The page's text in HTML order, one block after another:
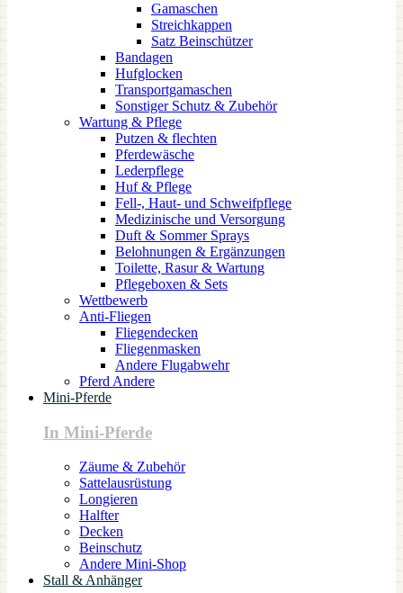
Gamaschen
Streichkappen
Satz Beinschützer
Bandagen
Hufglocken
Transportgamaschen
Sonstiger Schutz & Zubehör
Wartung & Pflege
Putzen & flechten
Pferdewäsche
Lederpflege
Huf & Pflege
Fell-, Haut- und Schweifpflege
Medizinische und Versorgung
Duft & Sommer Sprays
Belohnungen & Ergänzungen
Toilette, Rasur & Wartung
Pflegeboxen & Sets
Wettbewerb
Anti-Fliegen
Fliegendecken
Fliegenmasken
Andere Flugabwehr
Pferd Andere
Mini-Pferde
In Mini-Pferde
Zäume & Zubehör
Sattelausrüstung
Longieren
Halfter
Decken
Beinschutz
Andere Mini-Shop
Stall & Anhänger